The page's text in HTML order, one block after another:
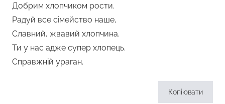
Добрим хлопчиком рости.
Радуй все сімейство наше,
Славний, жвавий хлопчина.
Ти у нас адже супер хлопець.
Справжній ураган.
Копіювати